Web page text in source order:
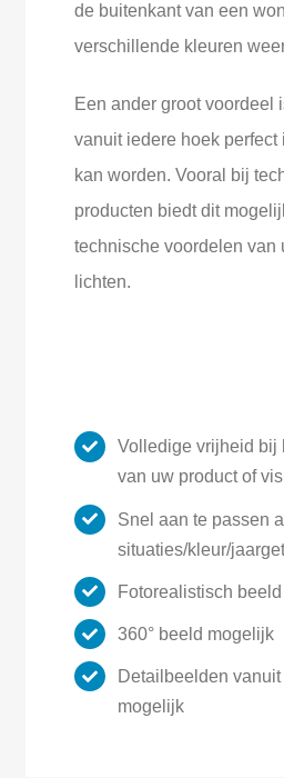
de buitenkant van een
verschillende kleuren
Een ander groot voordeel
vanuit iedere hoek
kan worden. Vooral bij
producten biedt dit
technische voordelen van
lichten.
Volledige vrijheid bij
van uw product of
Snel aan te passen
situaties/kleur/
Fotorealistisch beeld
360° beeld mogelijk
Detailbeelden
mogelijk